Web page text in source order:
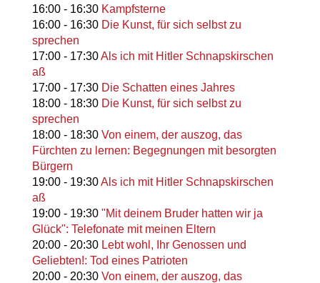
16:00- 16:30 Kampfsterne
16:00- 16:30 Die Kunst, für sich selbst zu
sprechen
17:00- 17:30Als ich mit Hitler Schnapskirschen
aß
17:00- 17:30 Die Schatten eines Jahres
18:00- 18:30 Die Kunst, für sich selbst zu
sprechen
18:00- 18:30 Von einem, der auszog, das
Fürchten zu lernen: Begegnungen mit besorgten
Bürgern
19:00- 19:30Als ich mit Hitler Schnapskirschen
aß
19:00- 19:30 "Mit deinem Bruder hatten wir ja
Glück": Telefonate mit meinen Eltern
20:00- 20:30 Lebt wohl, Ihr Genossen und
Geliebten!: Tod eines Patrioten
20:00- 20:30 Von einem, der auszog, das